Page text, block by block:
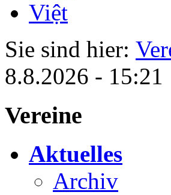
Sie sind hier:
8.8.2026 - 15:21
Vereine
Aktuelles
Archiv